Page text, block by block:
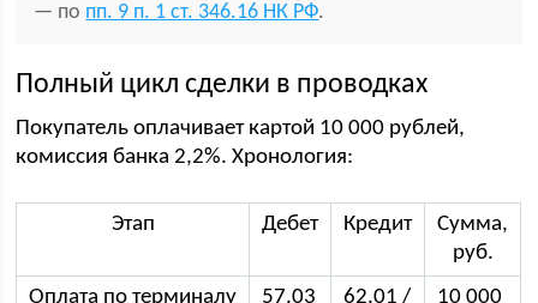
— по пп. 9 п. 1 ст. 346.16 НК РФ.
Полный цикл сделки в проводках
Покупатель оплачивает картой 10 000 рублей,
комиссия банка 2,2%. Хронология:
Этап Дебет Кредит
Сумма,
руб.
Оплата по терминалу
57.03 62.01 / 10 000